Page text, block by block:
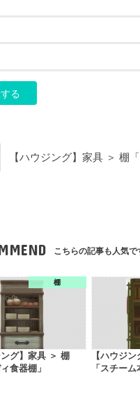
【ハウジング】家具 ＞ 棚
こちらの記事も人気で
棚
ング】家具 ＞ 棚
食器棚」
【ハウジ
「スチーム